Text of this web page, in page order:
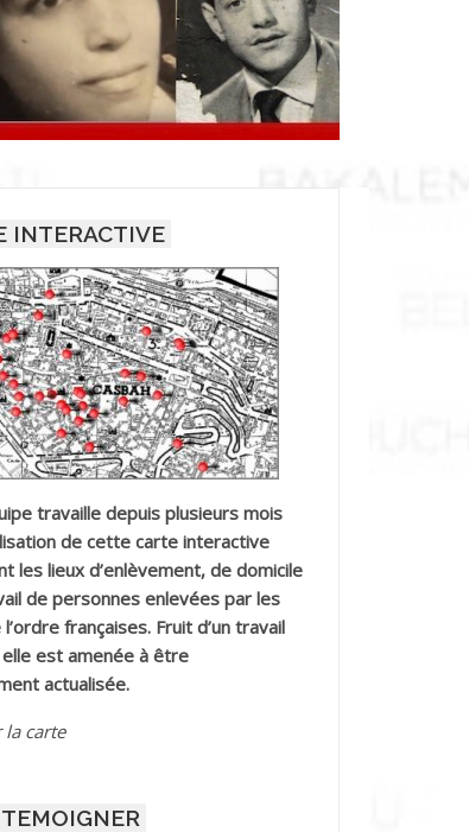
INTERACTIVE
travaille depuis plusieurs mois
de cette carte interactive
les lieux d’enlèvement, de domicile
de personnes enlevées par les
françaises. Fruit d’un travail
est amenée à être
actualisée.
la carte